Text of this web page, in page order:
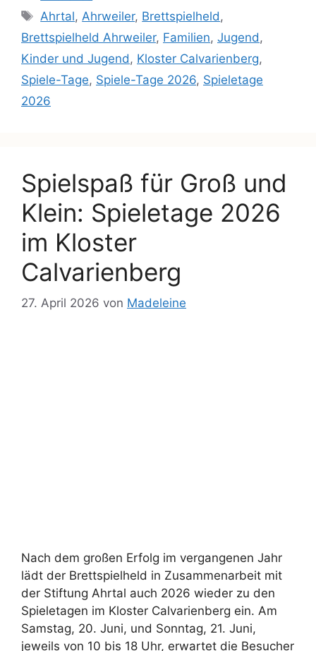
Ahrtal, Ahrweiler, Brettspielheld ,
Brettspielheld Ahrweiler, Familien, Jugend ,
Kinder und Jugend , Kloster Calvarienberg,
Spiele-Tage, Spiele-Tage 2026, Spieletage
2026
Spielspaß für Groß und
Klein: Spieletage 2026
im Kloster
Calvarienberg
27. April 2026 von Madeleine
Nach dem großen Erfolg im vergangenen Jahr
lädt der Brettspielheld in Zusammenarbeit mit
der Stiftung Ahrtal auch 2026 wieder zu den
Spieletagen im Kloster Calvarienberg ein. Am
Samstag, 20. Juni, und Sonntag, 21. Juni,
jeweils von 10 bis 18 Uhr, erwartet die Besucher